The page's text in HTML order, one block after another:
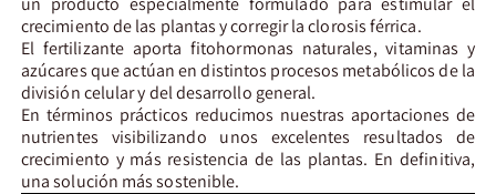
crecimiento de las plantas y corregir la clorosis férrica.
El fertilizante aporta fitohormonas naturales, vitaminas y
azúcares que actúan en distintos procesos metabólicos de la
división celular y del desarrollo general.
En términos prácticos reducimos nuestras aportaciones de
nutrientes visibilizando unos excelentes resultados de
crecimiento y más resistencia de las plantas. En definitiva,
una solución más sostenible.